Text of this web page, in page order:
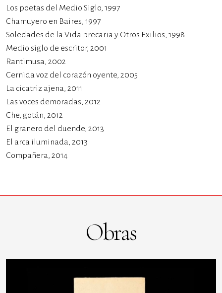
Los poetas del Medio Siglo, 1997
Chamuyero en Baires, 1997
Soledades de la Vida precaria y Otros Exilios, 1998
Medio siglo de escritor, 2001
Rantimusa, 2002
Cernida voz del corazón oyente, 2005
La cicatriz ajena, 2011
Las voces demoradas, 2012
Che, gotán, 2012
El granero del duende, 2013
El arca iluminada, 2013
Compañera, 2014
Obras